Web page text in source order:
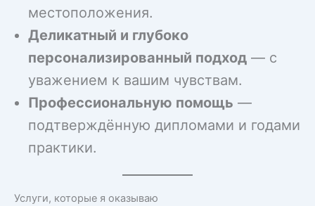
местоположения.
Деликатный и глубоко
персонализированный подход — с
уважением к вашим чувствам.
Профессиональную помощь —
подтверждённую дипломами и годами
практики.
Услуги, которые я оказываю